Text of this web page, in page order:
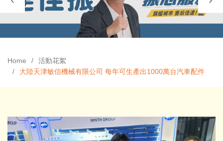
Home
活動花絮
大陸天津敏信機械有限公司 每年可生產出1000萬台汽車配件